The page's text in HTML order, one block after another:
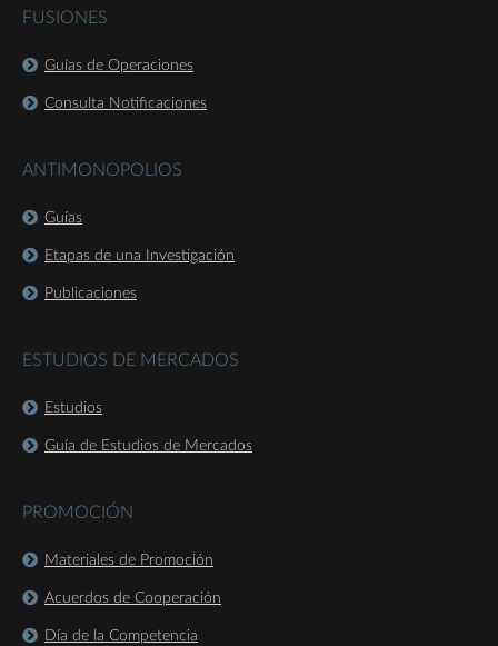
FUSIONES
Guías de Operaciones
Consulta Notificaciones
ANTIMONOPOLIOS
Guías
Etapas de una Investigación
Publicaciones
ESTUDIOS DE MERCADOS
Estudios
Guía de Estudios de Mercados
PROMOCIÓN
Materiales de Promoción
Acuerdos de Cooperación
Día de la Competencia